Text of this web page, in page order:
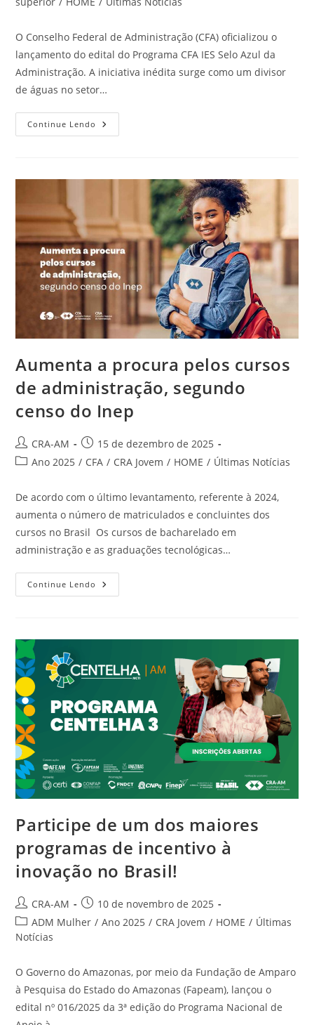
O Conselho Federal de Administração (CFA) oficializou o
lançamento do edital do Programa CFA IES Selo Azul da
Administração. A iniciativa inédita surge como um divisor
de águas no setor…
Continue Lendo
Aumenta a procura pelos cursos
de administração, segundo
censo do Inep
CRA-AM
15 de dezembro de 2025
Ano 2025 / CFA / CRA Jovem / HOME / Últimas Notícias
De acordo com o último levantamento, referente à 2024,
aumenta o número de matriculados e concluintes dos
cursos no Brasil Os cursos de bacharelado em
administração e as graduações tecnológicas…
Continue Lendo
Participe de um dos maiores
programas de incentivo à
inovação no Brasil!
CRA-AM
10 de novembro de 2025
ADM Mulher / Ano 2025 / CRA Jovem / HOME / Últimas
Notícias
O Governo do Amazonas, por meio da Fundação de Amparo
à Pesquisa do Estado do Amazonas (Fapeam), lançou o
edital nº 016/2025 da 3ª edição do Programa Nacional de